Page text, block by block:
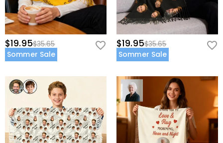
$19.95$35.65
Sommer Sale
$19.95$35.65
Sommer Sale